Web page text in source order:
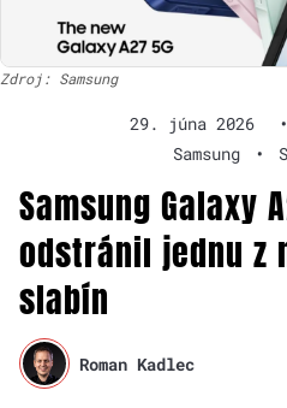
Zdroj: Samsung
29. júna 2026 •
Samsung
•
Samsung Galaxy
odstránil jednu z
slabín
Roman Kadlec